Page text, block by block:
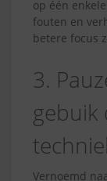
op één
fouten en
betere focus
3.
gebuik
Vernoemd